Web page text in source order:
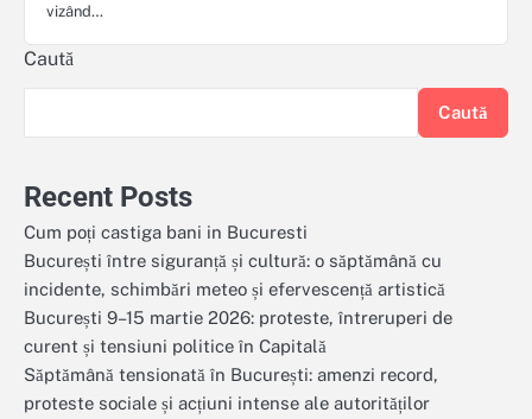
vizând…
Caută
Caută
Recent Posts
Cum poți castiga bani in Bucuresti
București între siguranță și cultură: o săptămână cu
incidente, schimbări meteo și efervescență artistică
București 9–15 martie 2026: proteste, întreruperi de
curent și tensiuni politice în Capitală
Săptămână tensionată în București: amenzi record,
proteste sociale și acțiuni intense ale autorităților